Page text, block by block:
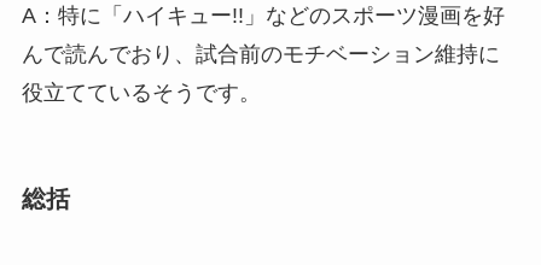
A：特に「ハイキュー!!」などのスポーツ漫画を好
んで読んでおり、試合前のモチベーション維持に
役立てているそうです。
総括